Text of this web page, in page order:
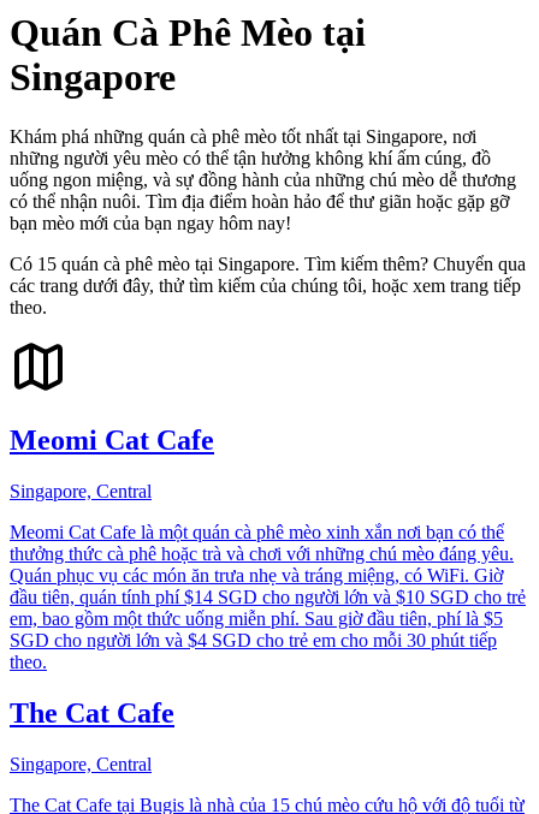
Quán Cà Phê Mèo tại
Singapore
Khám phá những quán cà phê mèo tốt nhất tại Singapore, nơi
những người yêu mèo có thể tận hưởng không khí ấm cúng, đồ
uống ngon miệng, và sự đồng hành của những chú mèo dễ thương
có thể nhận nuôi. Tìm địa điểm hoàn hảo để thư giãn hoặc gặp gỡ
bạn mèo mới của bạn ngay hôm nay!
Có 15 quán cà phê mèo tại Singapore. Tìm kiếm thêm? Chuyển qua
các trang dưới đây, thử tìm kiếm của chúng tôi, hoặc xem trang tiếp
theo.
Meomi Cat Cafe
Singapore, Central
Meomi Cat Cafe là một quán cà phê mèo xinh xắn nơi bạn có thể
thưởng thức cà phê hoặc trà và chơi với những chú mèo đáng yêu.
Quán phục vụ các món ăn trưa nhẹ và tráng miệng, có WiFi. Giờ
đầu tiên, quán tính phí $14 SGD cho người lớn và $10 SGD cho trẻ
em, bao gồm một thức uống miễn phí. Sau giờ đầu tiên, phí là $5
SGD cho người lớn và $4 SGD cho trẻ em cho mỗi 30 phút tiếp
theo.
The Cat Cafe
Singapore, Central
The Cat Cafe tại Bugis là nhà của 15 chú mèo cứu hộ với độ tuổi từ